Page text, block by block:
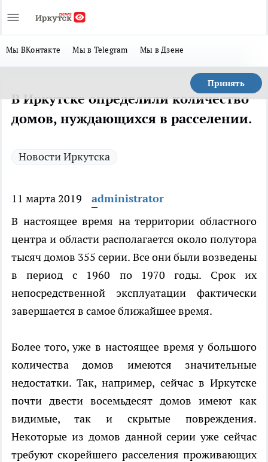
Мы ВКонтакте Мы в Telegram Мы в Дзене
Принять
В Иркутске определили количество
домов, нуждающихся в расселении.
Новости Иркутска
11 марта 2019
administrator
В настоящее время на территории областного
центра и области располагается около полутора
тысяч домов 355 серии. Все они были возведены
в период с 1960 по 1970 годы. Срок их
непосредственной эксплуатации фактически
завершается в самое ближайшее время.
Более того, уже в настоящее время у большого
количества домов имеются значительные
недостатки. Так, например, сейчас в Иркутске
почти двести восемьдесят домов имеют как
видимые, так и скрытые повреждения.
Некоторые из домов данной серии уже сейчас
требуют скорейшего расселения проживающих